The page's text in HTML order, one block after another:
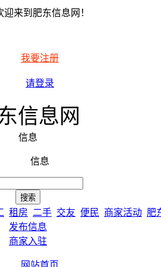
迎来到肥东信息网！
我要注册
请登录
信息网
信息
信息
租房 二手 交友 便民 商家活动 肥
发布信息
商家入驻
网站首页